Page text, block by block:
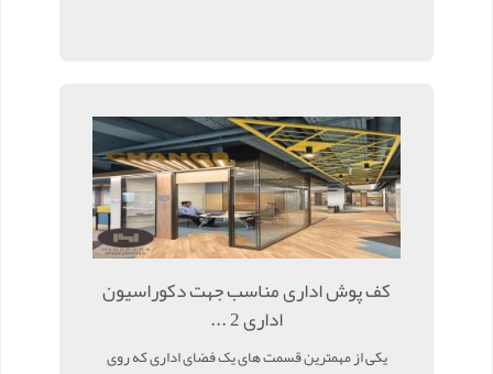
کف پوش اداری مناسب جهت دکوراسیون
اداری 2 ...
یکی از مهمترین قسمت های یک فضای اداری که روی